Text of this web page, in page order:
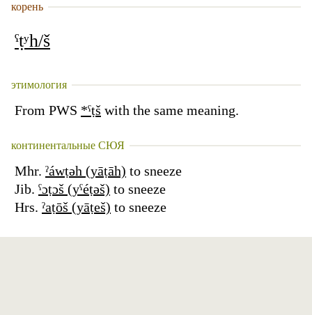
корень
ˁṭʸh/š
этимология
From PWS *ˁṭš with the same meaning.
континентальные СЮЯ
Mhr. ˀáwṭǝh (yāṭāh) to sneeze
Jib. ˁɔṭɔš (yˁéṭǝš) to sneeze
Hrs. ˀaṭōš (yāṭeš) to sneeze